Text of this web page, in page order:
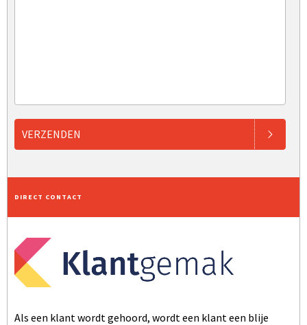
VERZENDEN
DIRECT CONTACT
Als een klant wordt gehoord, wordt een klant een blije